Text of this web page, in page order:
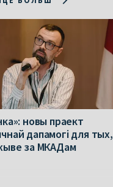
новы праект
дапамогі для тых,
за МКАДам